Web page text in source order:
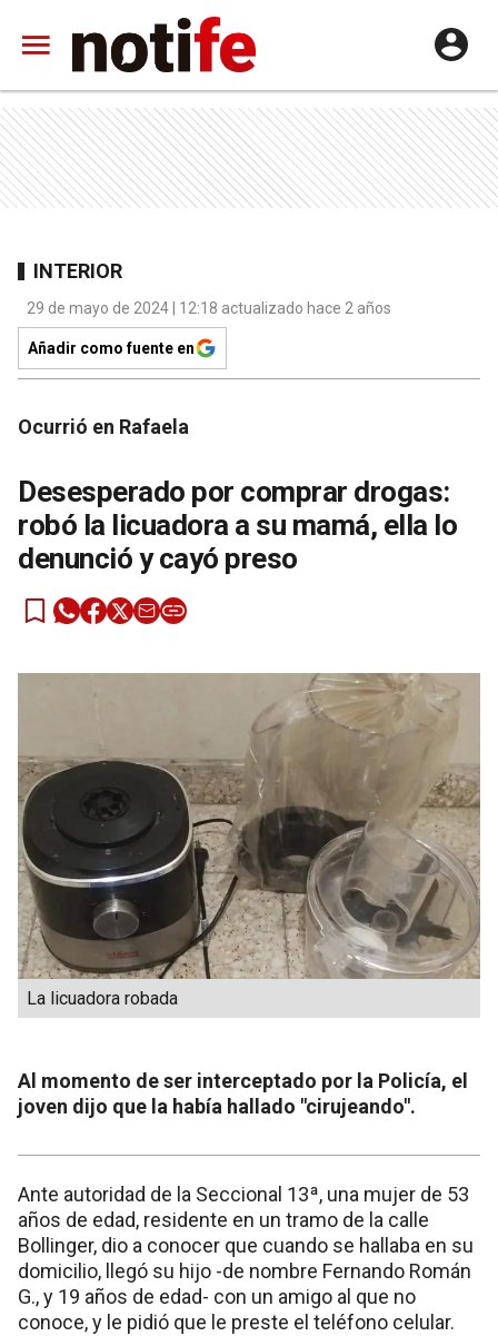
INTERIOR
29 de mayo de 2024 | 12:18 actualizado hace 2 años
Añadir como fuente en
Ocurrió en Rafaela
Desesperado por comprar drogas:
robó la licuadora a su mamá, ella lo
denunció y cayó preso
La licuadora robada
Al momento de ser interceptado por la Policía, el
joven dijo que la había hallado "cirujeando".
Ante autoridad de la Seccional 13ª, una mujer de 53
años de edad, residente en un tramo de la calle
Bollinger, dio a conocer que cuando se hallaba en su
domicilio, llegó su hijo -de nombre Fernando Román
G., y 19 años de edad- con un amigo al que no
conoce, y le pidió que le preste el teléfono celular.